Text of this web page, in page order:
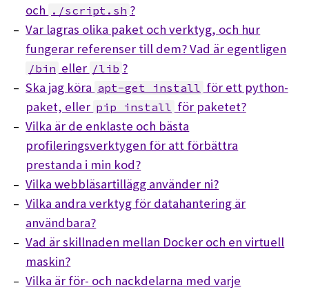
och ./script.sh ?
Var lagras olika paket och verktyg, och hur
fungerar referenser till dem? Vad är egentligen
/bin eller /lib ?
Ska jag köra apt-get install för ett python-
paket, eller pip install för paketet?
Vilka är de enklaste och bästa
profileringsverktygen för att förbättra
prestanda i min kod?
Vilka webbläsartillägg använder ni?
Vilka andra verktyg för datahantering är
användbara?
Vad är skillnaden mellan Docker och en virtuell
maskin?
Vilka är för- och nackdelarna med varje